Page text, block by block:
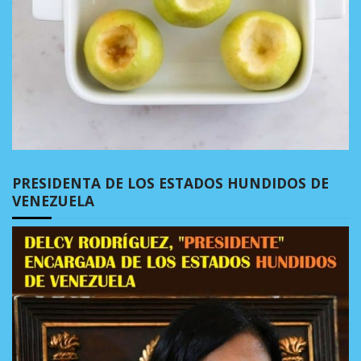
PRESIDENTA DE LOS ESTADOS HUNDIDOS DE
VENEZUELA